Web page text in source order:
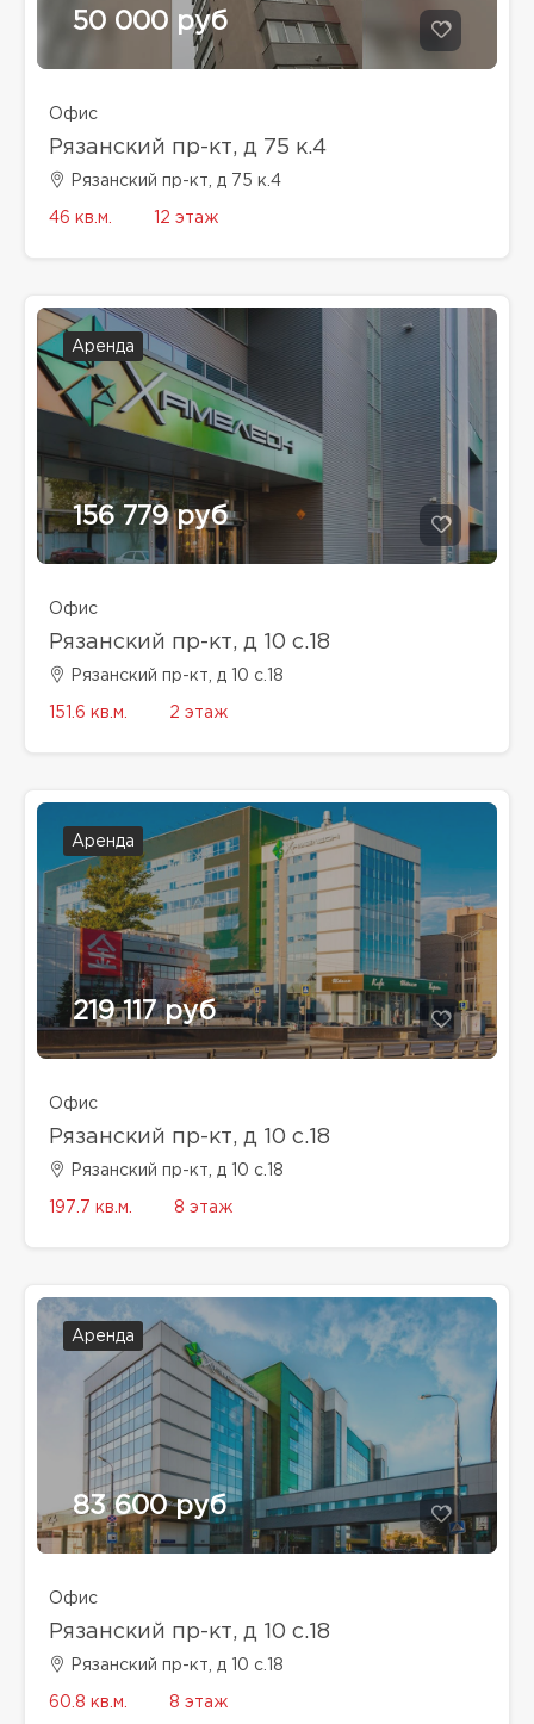
50 000 руб
Офис
Рязанский пр-кт, д 75 к.4
Рязанский пр-кт, д 75 к.4
46 кв.м. 12 этаж
Аренда
156 779 руб
Офис
Рязанский пр-кт, д 10 с.18
Рязанский пр-кт, д 10 с.18
151.6 кв.м. 2 этаж
Аренда
219 117 руб
Офис
Рязанский пр-кт, д 10 с.18
Рязанский пр-кт, д 10 с.18
197.7 кв.м. 8 этаж
Аренда
83 600 руб
Офис
Рязанский пр-кт, д 10 с.18
Рязанский пр-кт, д 10 с.18
60.8 кв.м. 8 этаж